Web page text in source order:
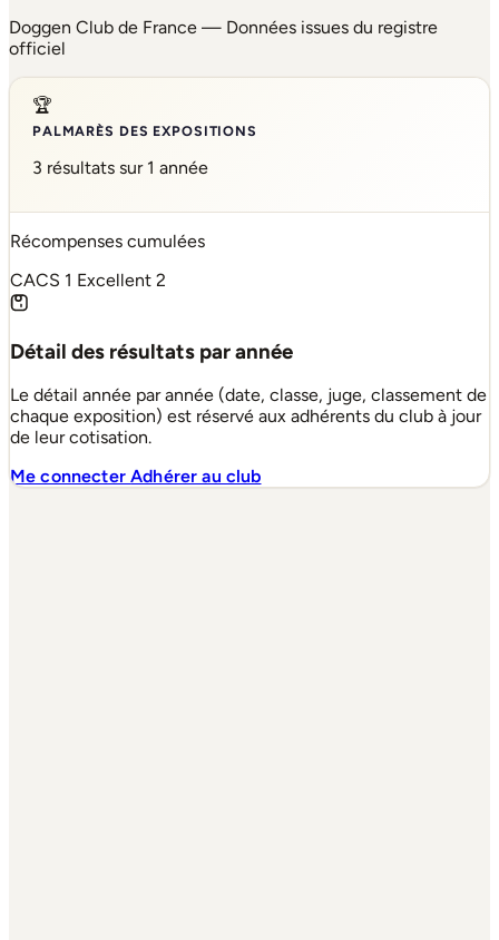
Doggen Club de France — Données issues du registre
officiel
🏆
PALMARÈS DES EXPOSITIONS
3 résultats sur 1 année
Récompenses cumulées
CACS 1 Excellent 2
Détail des résultats par année
Le détail année par année (date, classe, juge, classement de
chaque exposition) est réservé aux adhérents du club à jour
de leur cotisation.
Me connecterAdhérer au club